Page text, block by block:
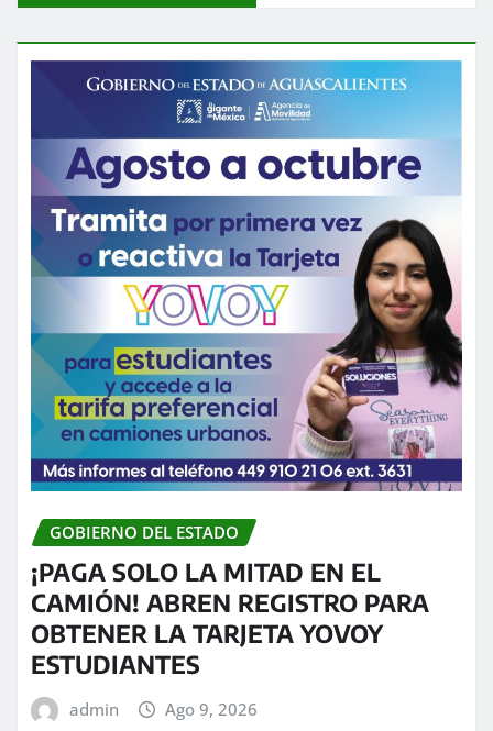
GOBIERNO DEL ESTADO
¡PAGA SOLO LA MITAD EN EL
CAMIÓN! ABREN REGISTRO PARA
OBTENER LA TARJETA YOVOY
ESTUDIANTES
admin Ago 9, 2026